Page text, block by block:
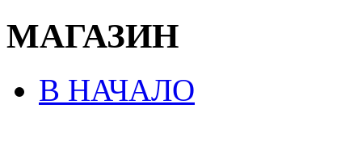
МАГАЗИН
В НАЧАЛО